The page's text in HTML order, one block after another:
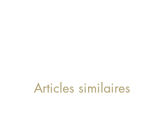
Articles similaires